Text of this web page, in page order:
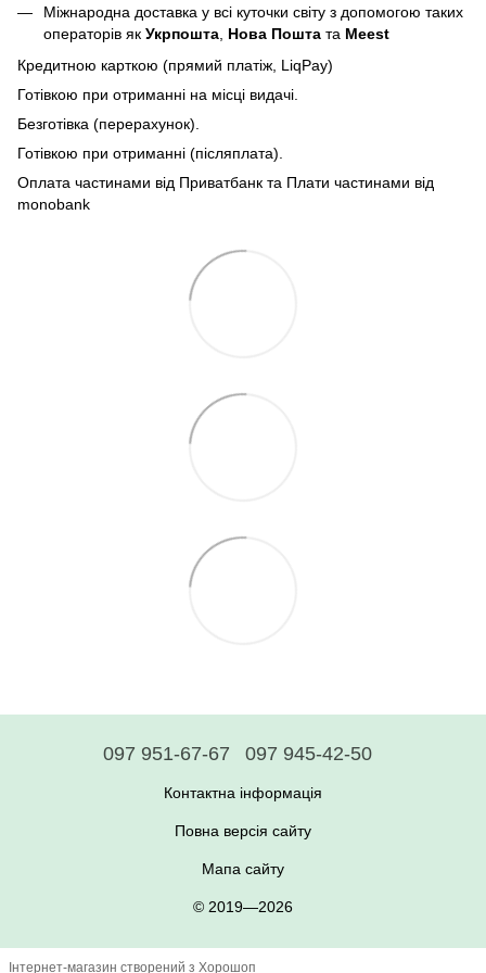
Міжнародна доставка у всі куточки світу з допомогою таких
операторів як Укрпошта Нова Пошта та Meest
Кредитною карткою (прямий платіж, LiqPay)
Готівкою при отриманні на місці видачі.
Безготівка (перерахунок).
Готівкою при отриманні (післяплата).
Оплата частинами від Приватбанк та Плати частинами від
monobank
097 951-67-67 097 945-42-50
Контактна інформація
Повна версія сайту
Мапа сайту
© 2019—2026
Інтернет-магазин створений з Хорошоп